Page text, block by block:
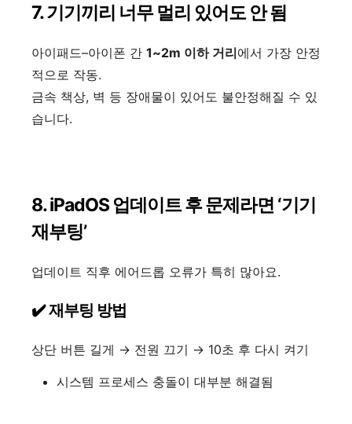
7. 기기끼리 너무 멀리 있어도 안 됨
아이패드–아이폰 간 1~2m 이하 거리에서 가장 안정
적으로 작동.
금속 책상, 벽 등 장애물이 있어도 불안정해질 수 있
습니다.
8. iPadOS 업데이트 후 문제라면 ‘기기
재부팅’
업데이트 직후 에어드롭 오류가 특히 많아요.
✔️ 재부팅 방법
상단 버튼 길게 → 전원 끄기 → 10초 후 다시 켜기
시스템 프로세스 충돌이 대부분 해결됨